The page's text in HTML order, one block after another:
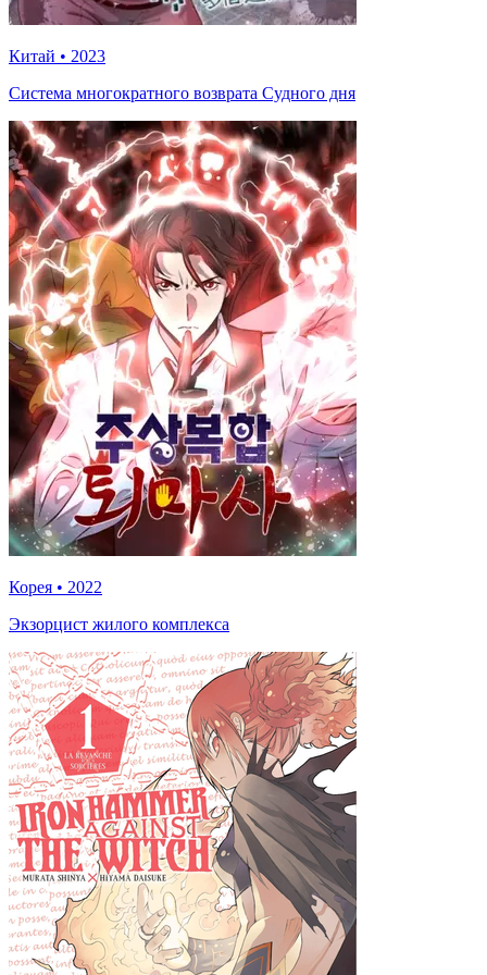
Китай • 2023
Система многократного возврата Судного дня
Корея • 2022
Экзорцист жилого комплекса